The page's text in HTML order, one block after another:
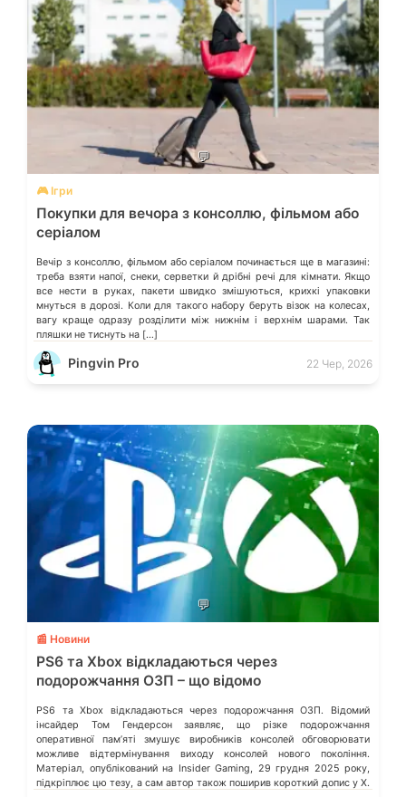
💬
🎮 Ігри
Покупки для вечора з консоллю, фільмом або
серіалом
Вечір з консоллю, фільмом або серіалом починається ще в магазині:
треба взяти напої, снеки, серветки й дрібні речі для кімнати. Якщо
все нести в руках, пакети швидко змішуються, крихкі упаковки
мнуться в дорозі. Коли для такого набору беруть візок на колесах,
вагу краще одразу розділити між нижнім і верхнім шарами. Так
пляшки не тиснуть на […]
Pingvin Pro 22 Чер, 2026
💬
📰 Новини
PS6 та Xbox відкладаються через
подорожчання ОЗП – що відомо
PS6 та Xbox відкладаються через подорожчання ОЗП. Відомий
інсайдер Том Гендерсон заявляє, що різке подорожчання
оперативної памʼяті змушує виробників консолей обговорювати
можливе відтермінування виходу консолей нового покоління.
Матеріал, опублікований на Insider Gaming, 29 грудня 2025 року,
підкріплює цю тезу, а сам автор також поширив короткий допис у X.